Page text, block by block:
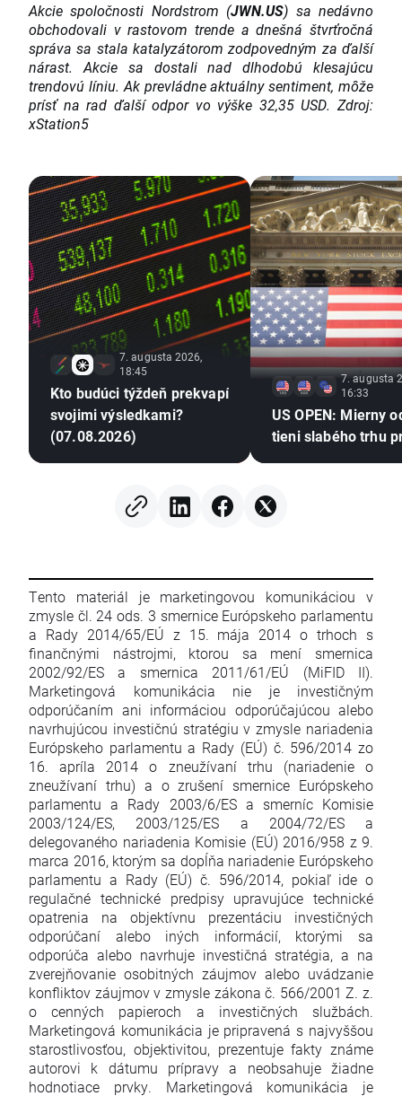
Akcie spoločnosti Nordstrom (JWN.US) sa nedávno
obchodovali v rastovom trende a dnešná štvrťročná
správa sa stala katalyzátorom zodpovedným za ďalší
nárast. Akcie sa dostali nad dlhodobú klesajúcu
trendovú líniu. Ak prevládne aktuálny sentiment, môže
prísť na rad ďalší odpor vo výške 32,35 USD. Zdroj:
xStation5
7. augusta 2026,
18:45
Kto budúci týždeň prekvapí
svojimi výsledkami?
(07.08.2026)
7. augusta
16:33
US OPEN: Mierny
tieni slabého trhu
Tento materiál je marketingovou komunikáciou v
zmysle čl. 24 ods. 3 smernice Európskeho parlamentu
a Rady 2014/65/EÚ z 15. mája 2014 o trhoch s
finančnými nástrojmi, ktorou sa mení smernica
2002/92/ES a smernica 2011/61/EÚ (MiFID II).
Marketingová komunikácia nie je investičným
odporúčaním ani informáciou odporúčajúcou alebo
navrhujúcou investičnú stratégiu v zmysle nariadenia
Európskeho parlamentu a Rady (EÚ) č. 596/2014 zo
16. apríla 2014 o zneužívaní trhu (nariadenie o
zneužívaní trhu) a o zrušení smernice Európskeho
parlamentu a Rady 2003/6/ES a smerníc Komisie
2003/124/ES, 2003/125/ES a 2004/72/ES a
delegovaného nariadenia Komisie (EÚ) 2016/958 z 9.
marca 2016, ktorým sa dopĺňa nariadenie Európskeho
parlamentu a Rady (EÚ) č. 596/2014, pokiaľ ide o
regulačné technické predpisy upravujúce technické
opatrenia na objektívnu prezentáciu investičných
odporúčaní alebo iných informácií, ktorými sa
odporúča alebo navrhuje investičná stratégia, a na
zverejňovanie osobitných záujmov alebo uvádzanie
konfliktov záujmov v zmysle zákona č. 566/2001 Z. z.
o cenných papieroch a investičných službách.
Marketingová komunikácia je pripravená s najvyššou
starostlivosťou, objektivitou, prezentuje fakty známe
autorovi k dátumu prípravy a neobsahuje žiadne
hodnotiace prvky. Marketingová komunikácia je